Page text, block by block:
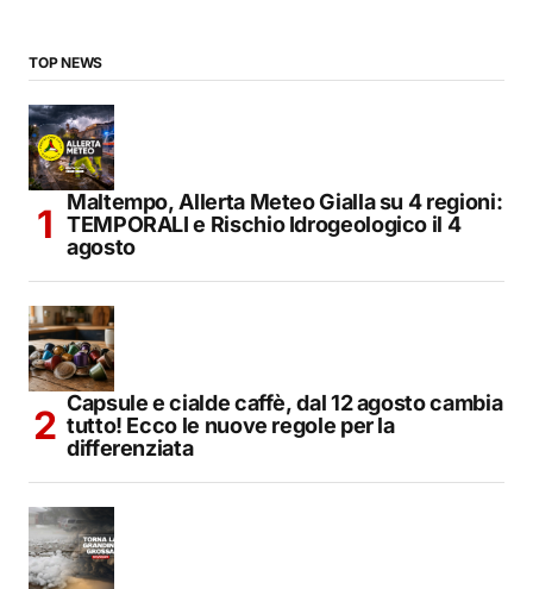
TOP NEWS
Maltempo, Allerta Meteo Gialla su 4 regioni:
TEMPORALI e Rischio Idrogeologico il 4
agosto
Capsule e cialde caffè, dal 12 agosto cambia
tutto! Ecco le nuove regole per la
differenziata